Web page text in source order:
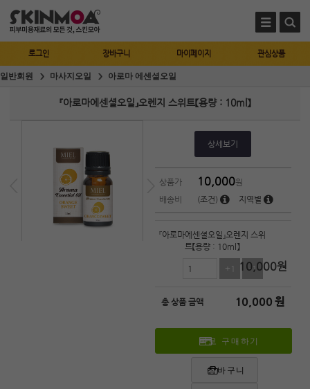
로그인 장바구니 마이페이지 관심상품
일반회원 마사지오일 아로마 에센셜오일
『아로마에센셜오일』오렌지 스위트【용량 : 10ml】
상세보기
상품가 10,000원
배송비
(조건) 지역별
『아로마에센셜오일』오렌지 스위
트【용량 : 10ml】
+1 -1
10,000원
총 상품 금액 10,000 원
바로 구매하기
장바구니